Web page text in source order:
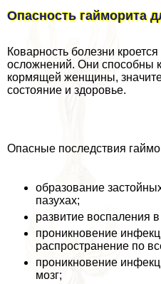
Опасность гайморита
Коварность болезни
осложнений. Они способны
кормящей женщины,
состояние и здоровье.
Опасные последствия
образование
пазухах;
развитие воспаления
проникновение
распространение по
проникновение
мозг;